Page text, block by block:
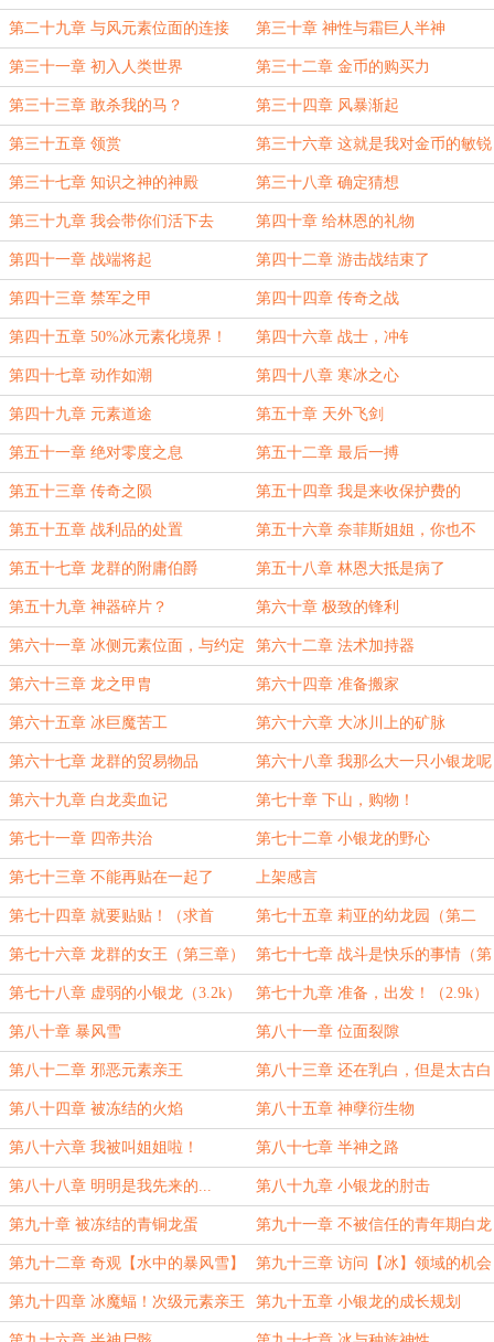
形态
第二十九章 与风元素位面的连接 第三十章 神性与霜巨人半神
第三十一章 初入人类世界 第三十二章 金币的购买力
第三十三章 敢杀我的马？ 第三十四章 风暴渐起
第三十五章 领赏 第三十六章 这就是我对金币的敏锐
啊
第三十七章 知识之神的神殿 第三十八章 确定猜想
第三十九章 我会带你们活下去 第四十章 给林恩的礼物
第四十一章 战端将起 第四十二章 游击战结束了
第四十三章 禁军之甲 第四十四章 传奇之战
第四十五章 50%冰元素化境界！ 第四十六章 战士，冲钅
第四十七章 动作如潮 第四十八章 寒冰之心
第四十九章 元素道途 第五十章 天外飞剑
第五十一章 绝对零度之息 第五十二章 最后一搏
第五十三章 传奇之陨 第五十四章 我是来收保护费的
第五十五章 战利品的处置 第五十六章 奈菲斯姐姐，你也不
想...
第五十七章 龙群的附庸伯爵 第五十八章 林恩大抵是病了
第五十九章 神器碎片？ 第六十章 极致的锋利
第六十一章 冰侧元素位面，与约定 第六十二章 法术加持器
第六十三章 龙之甲胄 第六十四章 准备搬家
第六十五章 冰巨魔苦工 第六十六章 大冰川上的矿脉
第六十七章 龙群的贸易物品 第六十八章 我那么大一只小银龙呢
第六十九章 白龙卖血记 第七十章 下山，购物！
第七十一章 四帝共治 第七十二章 小银龙的野心
第七十三章 不能再贴在一起了 上架感言
第七十四章 就要贴贴！（求首
订！）
第七十五章 莉亚的幼龙园（第二
章）
第七十六章 龙群的女王（第三章） 第七十七章 战斗是快乐的事情（第
四章）
第七十八章 虚弱的小银龙（3.2k） 第七十九章 准备，出发！（2.9k）
第八十章 暴风雪 第八十一章 位面裂隙
第八十二章 邪恶元素亲王 第八十三章 还在乳白，但是太古白
龙
第八十四章 被冻结的火焰 第八十五章 神孽衍生物
第八十六章 我被叫姐姐啦！ 第八十七章 半神之路
第八十八章 明明是我先来的... 第八十九章 小银龙的肘击
第九十章 被冻结的青铜龙蛋 第九十一章 不被信任的青年期白龙
（第一更）
第九十二章 奇观【水中的暴风雪】
（第二更）
第九十三章 访问【冰】领域的机会
第九十四章 冰魔蝠！次级元素亲王 第九十五章 小银龙的成长规划